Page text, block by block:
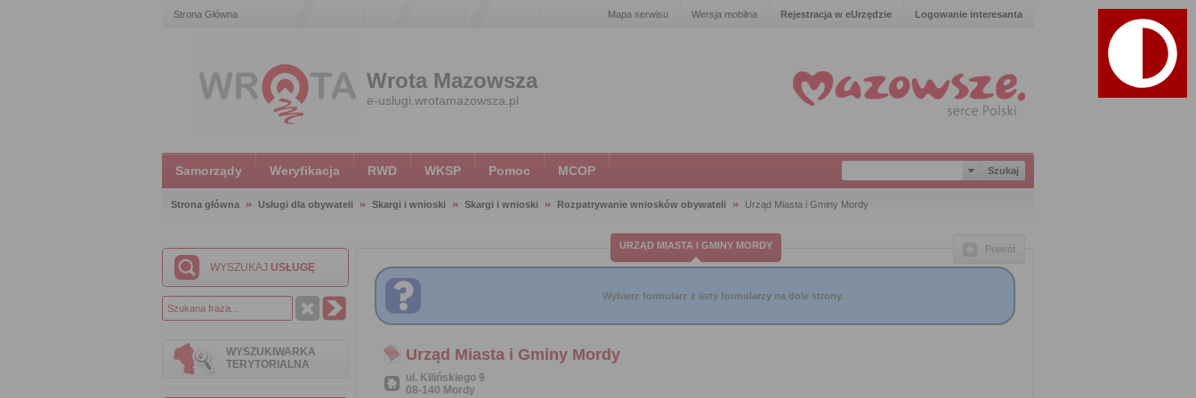
Strona Główna Mapa serwisu Wersja mobilna Rejestracja w eUrzędzie Logowanie interesanta
Wrota Mazowsza
e-uslugi.wrotamazowsza.pl
Samorządy Weryfikacja RWD WKSP Pomoc MCOP
Strona główna Usługi dla obywateli Skargi i wnioski Skargi i wnioski Rozpatrywanie wniosków obywateli Urząd Miasta i Gminy Mordy
WYSZUKAJ USŁUGĘ
WYSZUKIWARKA
TERYTORIALNA
URZĄD MIASTA I GMINY MORDY Powrót
Wybierz formularz z listy formularzy na dole strony.
Urząd Miasta i Gminy Mordy
ul. Kilińskiego 9
08-140 Mordy